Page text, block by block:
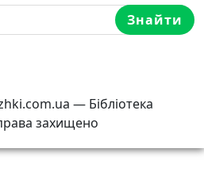
Знайти
— Бібліотека
захищено